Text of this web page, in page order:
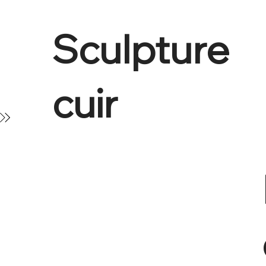
Sculpture
cuir